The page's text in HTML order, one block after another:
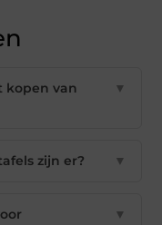
kopen van
▼
zijn er? ▼
▼